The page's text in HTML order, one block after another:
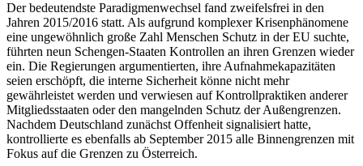
Der bedeutendste Paradigmenwechsel fand zweifelsfrei in den
Jahren 2015/2016 statt. Als aufgrund komplexer Krisenphänomene
eine ungewöhnlich große Zahl Menschen Schutz in der EU suchte,
führten neun Schengen-Staaten Kontrollen an ihren Grenzen wieder
ein. Die Regierungen argumentierten, ihre Aufnahmekapazitäten
seien erschöpft, die interne Sicherheit könne nicht mehr
gewährleistet werden und verwiesen auf Kontrollpraktiken anderer
Mitgliedsstaaten oder den mangelnden Schutz der Außengrenzen.
Nachdem Deutschland zunächst Offenheit signalisiert hatte,
kontrollierte es ebenfalls ab September 2015 alle Binnengrenzen mit
Fokus auf die Grenzen zu Österreich.